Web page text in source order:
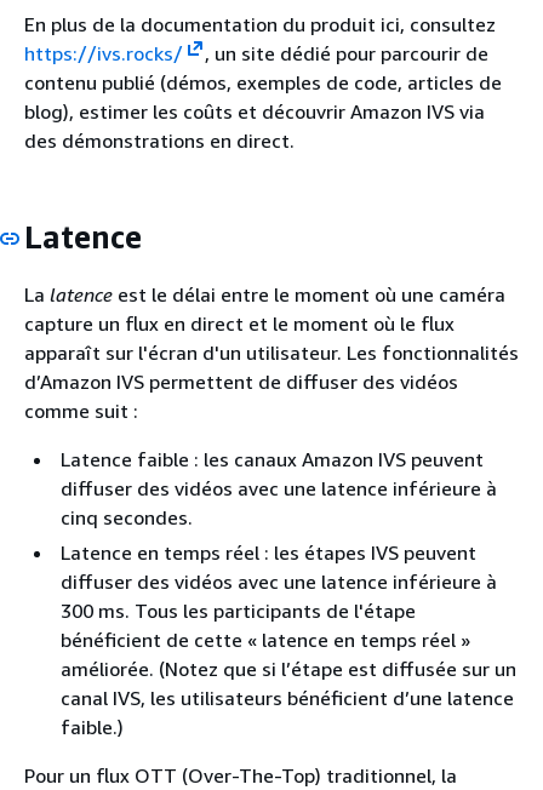
En plus de la documentation du produit ici, consultez
https://ivs.rocks/
, un site dédié pour parcourir de
contenu publié (démos, exemples de code, articles de
blog), estimer les coûts et découvrir Amazon IVS via
des démonstrations en direct.
Latence
La latence est le délai entre le moment où une caméra
capture un flux en direct et le moment où le flux
apparaît sur l'écran d'un utilisateur. Les fonctionnalités
d’Amazon IVS permettent de diffuser des vidéos
comme suit :
Latence faible : les canaux Amazon IVS peuvent
diffuser des vidéos avec une latence inférieure à
cinq secondes.
Latence en temps réel : les étapes IVS peuvent
diffuser des vidéos avec une latence inférieure à
300 ms. Tous les participants de l'étape
bénéficient de cette « latence en temps réel »
améliorée. (Notez que si l’étape est diffusée sur un
canal IVS, les utilisateurs bénéficient d’une latence
faible.)
Pour un flux OTT (Over-The-Top) traditionnel, la